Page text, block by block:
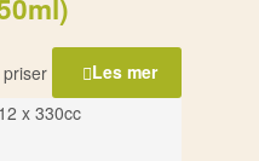
Les mer